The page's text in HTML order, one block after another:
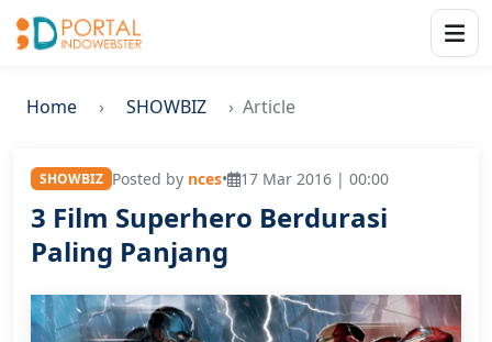
Home SHOWBIZ Article
SHOWBIZ Posted by nces• 17 Mar 2016 | 00:00
3 Film Superhero Berdurasi
Paling Panjang